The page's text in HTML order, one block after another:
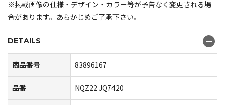
※掲載画像の仕様・デザイン・カラー等が予告なく変更される場
合があります。あらかじめご了承下さい。
DETAILS
商品番号 83896167
品番 NQZ22 JQ7420